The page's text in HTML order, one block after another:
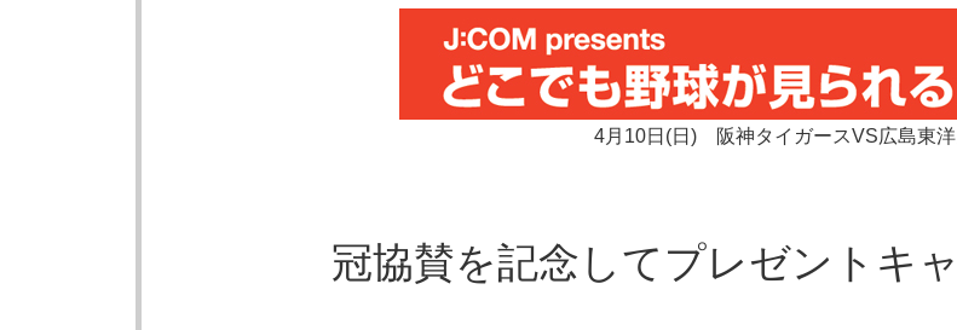
4月10日(日) 阪神タイガースVS広島東
冠協賛を記念して プレゼントキ